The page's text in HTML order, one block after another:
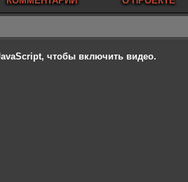
чтобы включить видео.